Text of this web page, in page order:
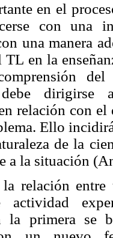
en el
con una
una manera
en la
dirigirse
relación con
Ello
de la
a la situación
relación entre
la primera se